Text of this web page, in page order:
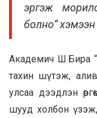
эргэж
болно”
Академич Ш.Бира
тахин шүтэж,
улсаа дээдлэн
шууд холбон үзэж,